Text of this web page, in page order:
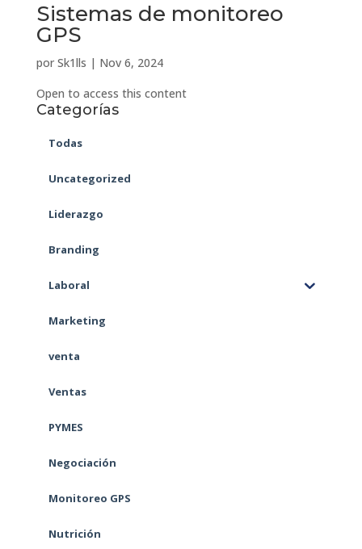
Sistemas de monitoreo
GPS
por Sk1lls | Nov 6, 2024
Open to access this content
Categorías
Todas
Uncategorized
Liderazgo
Branding
Laboral
Marketing
venta
Ventas
PYMES
Negociación
Monitoreo GPS
Nutrición